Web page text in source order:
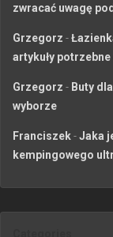
zwracać uwagę
Grzegorz -
artykuły
Grzegorz - Buty
wyborze
Franciszek-Jaka
kempingowego